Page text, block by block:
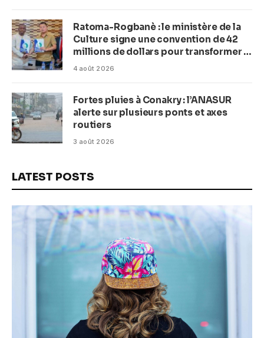
Ratoma-Rogbanè : le ministère de la
Culture signe une convention de 42
millions de dollars pour transformer la
plage en complexe balnéaire
4 août 2026
Fortes pluies à Conakry : l’ANASUR
alerte sur plusieurs ponts et axes
routiers
3 août 2026
LATEST POSTS